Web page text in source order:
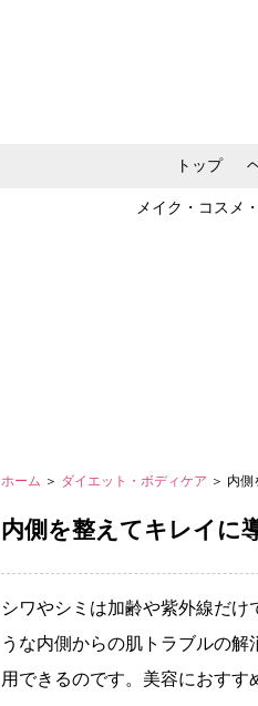
トップ
メイク・コスメ
ホーム ＞ ダイエット・ボディケア ＞ 内
内側を整えてキレイに
シワやシミは加齢や紫外線だ
うな内側からの肌トラブルの
用できるのです。美容におすす